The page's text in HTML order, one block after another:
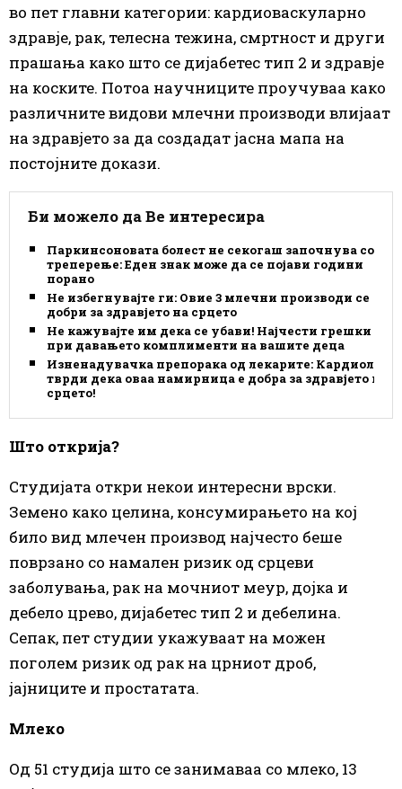
во пет главни категории: кардиоваскуларно
здравје, рак, телесна тежина, смртност и други
прашања како што се дијабетес тип 2 и здравје
на коските. Потоа научниците проучуваа како
различните видови млечни производи влијаат
на здравјето за да создадат јасна мапа на
постојните докази.
Би можело да Ве интересира
Паркинсоновата болест не секогаш започнува со
треперење: Еден знак може да се појави години
порано
Не избегнувајте ги: Овие 3 млечни производи се
добри за здравјето на срцето
Не кажувајте им дека се убави! Најчести грешки
при давањето комплименти на вашите деца
Изненадувачка препорака од лекарите: Кардиолог
тврди дека оваа намирница е добра за здравјето на
срцето!
Што открија?
Студијата откри некои интересни врски.
Земено како целина, консумирањето на кој
било вид млечен производ најчесто беше
поврзано со намален ризик од срцеви
заболувања, рак на мочниот меур, дојка и
дебело црево, дијабетес тип 2 и дебелина.
Сепак, пет студии укажуваат на можен
поголем ризик од рак на црниот дроб,
јајниците и простатата.
Млеко
Од 51 студија што се занимаваа со млеко, 13